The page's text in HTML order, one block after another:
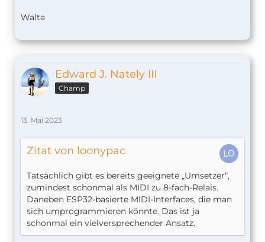
Walta
Edward J. Nately III
Champ
13. Mai 2023
Zitat von loonypac
Tatsächlich gibt es bereits geeignete „Umsetzer“,
zumindest schonmal als MIDI zu 8-fach-Relais.
Daneben ESP32-basierte MIDI-Interfaces, die man
sich umprogrammieren könnte. Das ist ja
schonmal ein vielversprechender Ansatz.